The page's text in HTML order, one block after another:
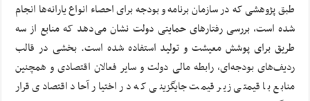
طبق پژوهشی که در سازمان برنامه و بودجه برای احصاء انواع یارانه‌ها انجام
شده است، بررسی رفتارهای حمایتی دولت نشان می‌دهد که منابع از سه
طریق برای پوشش معیشت و تولید استفاده شده است. بخشی در قالب
ردیف‌های بودجه‌ای، رابطه مالی دولت و سایر فعالان اقتصادی و همچنین
منابع با قیمتی زیر قیمت جایگزینی که در اختیار آحاد اقتصادی قرار